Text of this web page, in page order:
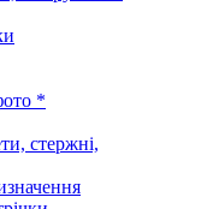
*
стержні,